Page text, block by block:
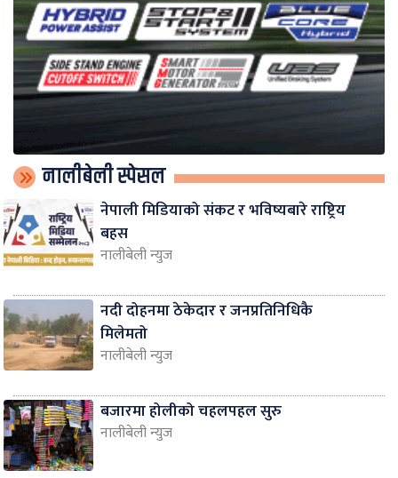
नालीबेली स्पेसल
नेपाली मिडियाको संकट र भविष्यबारे राष्ट्रिय
बहस
नालीबेली न्युज
नदी दोहनमा ठेकेदार र जनप्रतिनिधिकै
मिलेमतो
नालीबेली न्युज
बजारमा होलीको चहलपहल सुरु
नालीबेली न्युज